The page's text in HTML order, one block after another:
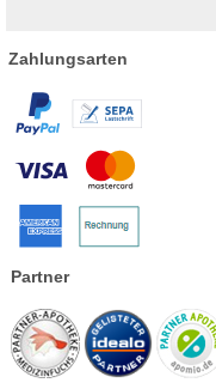
Zahlungsarten
Partner